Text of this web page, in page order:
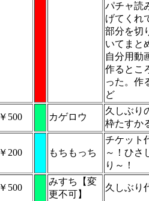
パチャ読
げてくれ
部分を切
いてまと
自分用動
作るとこ
った。作
ど
￥500 カゲロウ
久しぶり
枠たすか
￥200 もちもっち
チケット
～！ひさ
り～！
￥500
みすち【変
更不可】
久しぶり